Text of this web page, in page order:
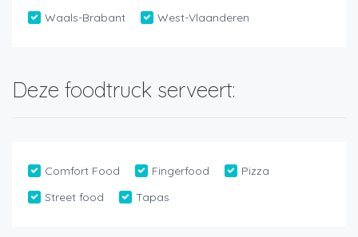
Waals-Brabant West-Vlaanderen
Deze foodtruck serveert:
Comfort Food Fingerfood
Pizza
Street food
Tapas